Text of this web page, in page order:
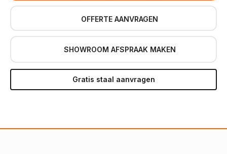
OFFERTE AANVRAGEN
SHOWROOM AFSPRAAK MAKEN
Gratis staal aanvragen